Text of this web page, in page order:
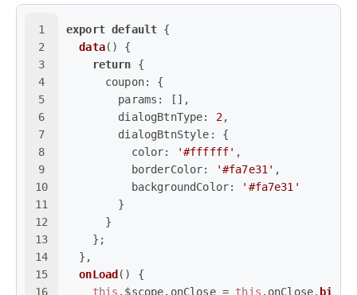
1
2
3
4
5
6
7
8
9
10
11
12
13
14
15
16
export default {
data( ) {
return {
coupon: {
params : [],
dialogBtnType: 2,
dialogBtnStyle : {
color: '#ffffff' ,
borderColor: '#fa7e31' ,
backgroundColor:
'#fa7e31'
        }
      }
    };
  },
onLoad ( ) {
this . $scope. onClose = this . onClose. bind